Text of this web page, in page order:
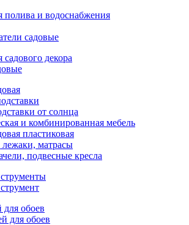
полива и водоснабжения
садовые
декора
от солнца
и комбинированная мебель
пластиковая
матрасы
подвесные кресла
обоев
для обоев